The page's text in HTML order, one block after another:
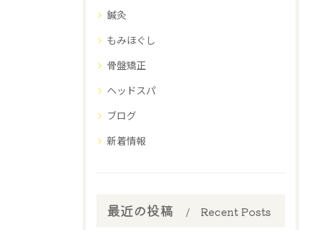
鍼灸
もみほぐし
骨盤矯正
ヘッドスパ
ブログ
新着情報
最近の投稿 Recent Posts